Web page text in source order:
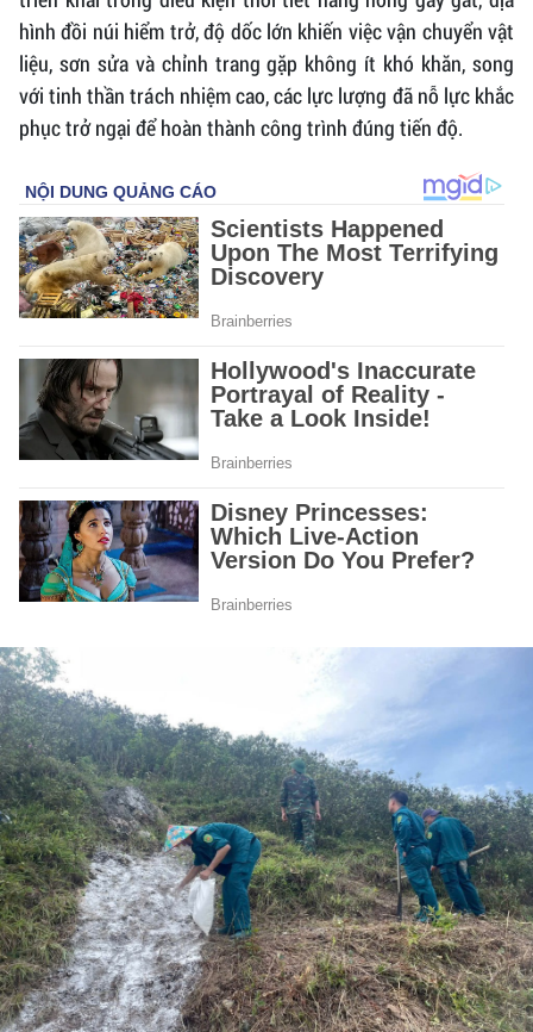
hình đồi núi hiểm trở, độ dốc lớn khiến việc vận chuyển vật
liệu, sơn sửa và chỉnh trang gặp không ít khó khăn, song
với tinh thần trách nhiệm cao, các lực lượng đã nỗ lực khắc
phục trở ngại để hoàn thành công trình đúng tiến độ.